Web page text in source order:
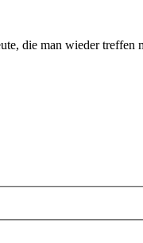
die man wieder treffen